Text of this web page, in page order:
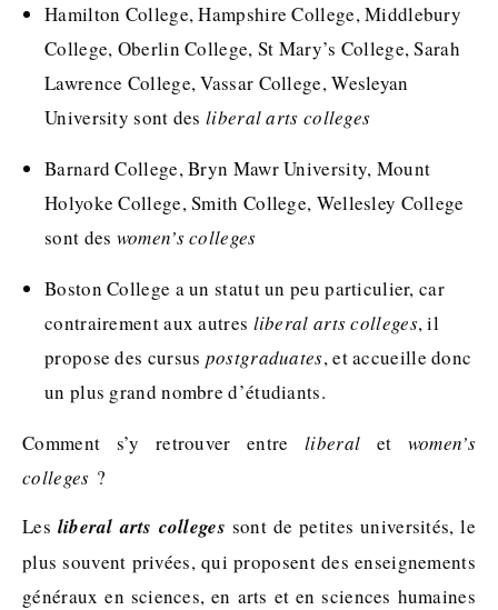
Hamilton College, Hampshire College, Middlebury
College, Oberlin College, St Mary’s College, Sarah
Lawrence College, Vassar College, Wesleyan
University sont desliberal arts colleges
Barnard College, Bryn Mawr University, Mount
Holyoke College, Smith College, Wellesley College
sont des women’s colleges
Boston College a un statut un peu particulier, car
contrairement aux autres liberal arts colleges, il
propose des cursus postgraduates, et accueille donc
un plus grand nombre d’étudiants.
Comment s’y retrouver entreliberal et women’s
colleges ?
Les liberal arts colleges sont de petites universités, le
plus souvent privées, qui proposent des enseignements
généraux en sciences, en arts et en sciences humaines